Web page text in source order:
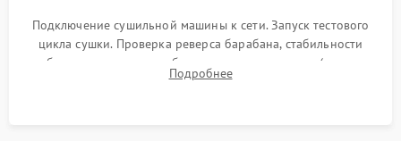
Подключение сушильной машины к сети. Запуск тестового
цикла сушки. Проверка реверса барабана, стабильности
набора температуры, работы дренажного насоса (откачка
конденсата) и отсутствия посторонних скрипов, стуков или
Подробнее